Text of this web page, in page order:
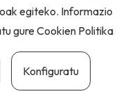
egiteko. Informazio
gureCookien Politika
Konfiguratu